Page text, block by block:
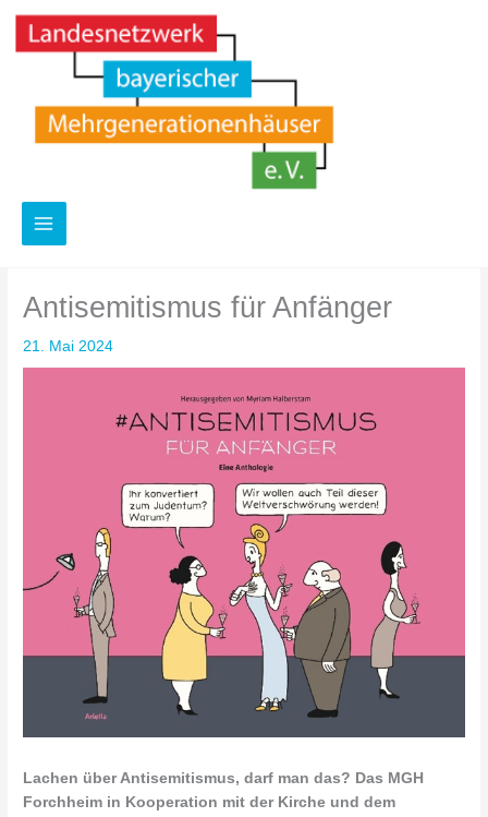
Zum
springen
Antisemitismus für Anfänger
21. Mai 2024
Lachen über Antisemitismus, darf man das? Das MGH
Forchheim in Kooperation mit der Kirche und dem